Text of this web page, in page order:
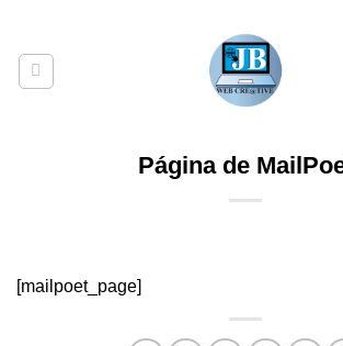
contenido
Página de
[mailpoet_page]